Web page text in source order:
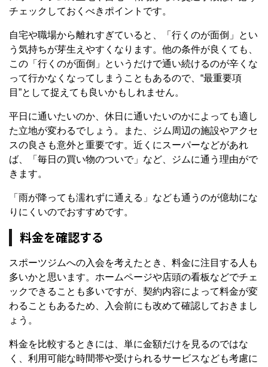
チェックしておくべきポイントです。
自宅や職場から離れすぎていると、「行くのが面倒」とい
う気持ちが芽生えやすくなります。他の条件が良くても、
この「行くのが面倒」というだけで通い続けるのが辛くな
って行かなくなってしまうこともあるので、“最重要項
目”として捉えても良いかもしれません。
平日に通いたいのか、休日に通いたいのかによっても適し
た立地が変わるでしょう。また、ジム周辺の施設やアクセ
スの良さも意外と重要です。近くにスーパーなどがあれ
ば、「毎日の買い物のついで」など、ジムに通う理由がで
きます。
「雨が降っても濡れずに通える」なども通うのが億劫にな
りにくいのでおすすめです。
料金を確認する
スポーツジムへの入会を考えたとき、料金に注目する人も
多いかと思います。ホームページや店頭の看板などでチェ
ックできることも多いですが、契約内容によって料金が変
わることもあるため、入会前にも改めて確認しておきまし
ょう。
料金を比較するときには、単に金額だけを見るのではな
く、利用可能な時間帯や受けられるサービスなども考慮に